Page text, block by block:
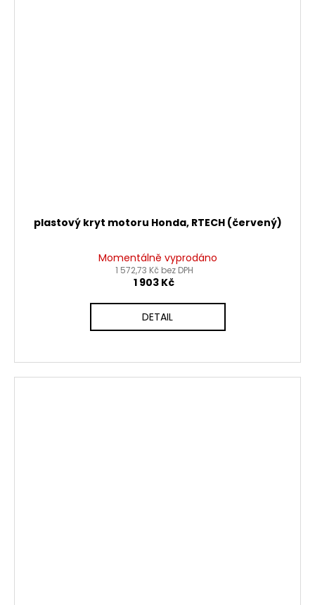
plastový kryt motoru Honda, RTECH (červený)
Momentálně vyprodáno
1 572,73 Kč bez DPH
1 903 Kč
DETAIL